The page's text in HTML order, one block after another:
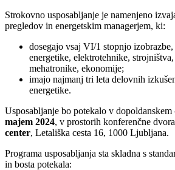
Strokovno usposabljanje je namenjeno
pregledov in energetskim managerjem, ki:
dosegajo vsaj VI/1 stopnjo
energetike, elektrotehnike,
mehatronike, ekonomije;
imajo najmanj tri leta delovnih
energetike.
Usposabljanje bo potekalo v dopoldanskem
majem 2024, v prostorih konferenčne
center, Letališka cesta 16, 1000 Ljubljana.
Programa usposabljanja sta skladna s
in bosta potekala: